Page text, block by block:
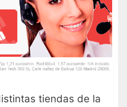
tiendas de la